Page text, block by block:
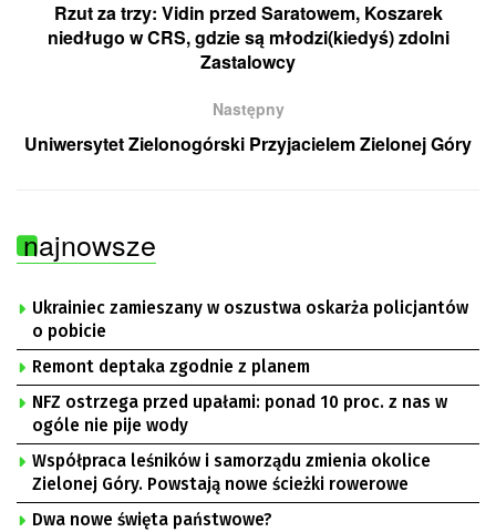
Rzut za trzy: Vidin przed Saratowem, Koszarek
niedługo w CRS, gdzie są młodzi(kiedyś) zdolni
Zastalowcy
Następny
Uniwersytet Zielonogórski Przyjacielem Zielonej Góry
najnowsze
Ukrainiec zamieszany w oszustwa oskarża policjantów
o pobicie
Remont deptaka zgodnie z planem
NFZ ostrzega przed upałami: ponad 10 proc. z nas w
ogóle nie pije wody
Współpraca leśników i samorządu zmienia okolice
Zielonej Góry. Powstają nowe ścieżki rowerowe
Dwa nowe święta państwowe?